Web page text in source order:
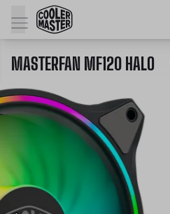
MASTERFAN MF120 HALO